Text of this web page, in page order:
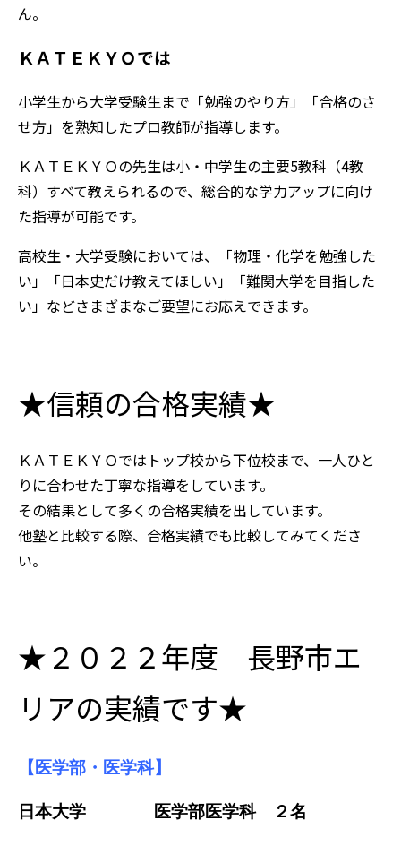
ん。
ＫＡＴＥＫＹＯでは
小学生から大学受験生まで「勉強のやり方」「合格のさ
せ方」を熟知したプロ教師が指導します。
ＫＡＴＥＫＹＯの先生は小・中学生の主要5教科（4教
科）すべて教えられるので、総合的な学力アップに向け
た指導が可能です。
高校生・大学受験においては、「物理・化学を勉強した
い」「日本史だけ教えてほしい」「難関大学を目指した
い」などさまざまなご要望にお応えできます。
★信頼の合格実績★
ＫＡＴＥＫＹＯではトップ校から下位校まで、一人ひと
りに合わせた丁寧な指導をしています。
その結果として多くの合格実績を出しています。
他塾と比較する際、合格実績でも比較してみてくださ
い。
★２０２２年度 長野市エ
リアの実績です★
【医学部・医学科】
日本大学 医学部医学科 ２名